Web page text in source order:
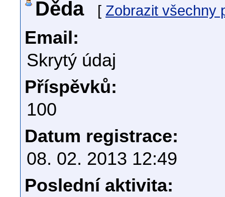
Děda [ Zobrazit všechny
Email:
Skrytý údaj
Příspěvků:
100
Datum registrace:
08. 02. 2013 12:49
Poslední aktivita: